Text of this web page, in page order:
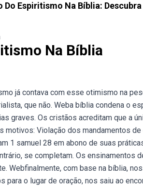
Do Espiritismo Na Bíblia:
Na Bíblia
já contava com esse otimismo na
que não. Weba bíblia condena o
graves. Os cristãos acreditam que a
Violação dos mandamentos
1 samuel 28 em abono de suas
se completam. Os ensinamentos
Webfinalmente, com base na bíblia,
para o lugar de oração, nos saiu ao